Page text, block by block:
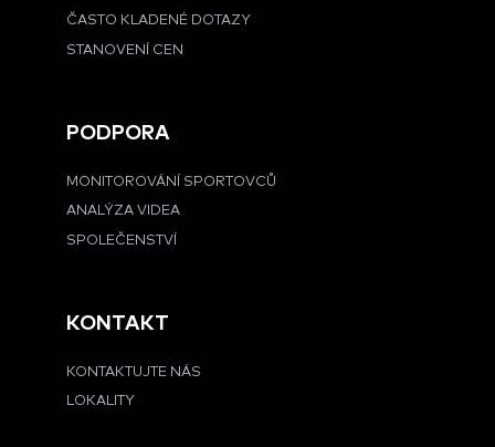
ČASTO KLADENÉ DOTAZY
STANOVENÍ CEN
PODPORA
MONITOROVÁNÍ SPORTOVCŮ
ANALÝZA VIDEA
SPOLEČENSTVÍ
KONTAKT
KONTAKTUJTE NÁS
LOKALITY